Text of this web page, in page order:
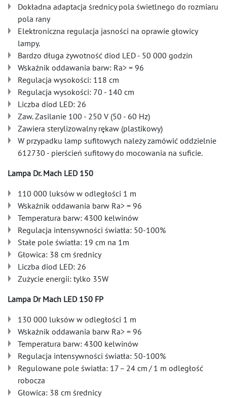
Dokładna adaptacja średnicy pola świetlnego do rozmiaru
pola rany
Elektroniczna regulacja jasności na oprawie głowicy
lampy.
Bardzo długa żywotność diod LED - 50 000 godzin
Wskaźnik oddawania barw: Ra> = 96
Regulacja wysokości: 118 cm
Regulacja wysokości: 70 - 140 cm
Liczba diod LED: 26
Zaw. Zasilanie 100 - 250 V (50 - 60 Hz)
Zawiera sterylizowalny rękaw (plastikowy)
W przypadku lamp sufitowych należy zamówić oddzielnie
612730 - pierścień sufitowy do mocowania na suficie.
Lampa Dr. Mach LED 150
110 000 luksów w odległości 1 m
Wskaźnik oddawania barw Ra> = 96
Temperatura barw: 4300 kelwinów
Regulacja intensywności światła: 50-100%
Stałe pole światła: 19 cm na 1m
Głowica: 38 cm średnicy
Liczba diod LED: 26
Zużycie energii: tylko 35W
Lampa Dr Mach LED 150 FP
130 000 luksów w odległości 1 m
Wskaźnik oddawania barw Ra> = 96
Temperatura barw: 4300 kelwinów
Regulacja intensywności światła: 50-100%
Regulowane pole światła: 17 – 24 cm / 1 m odległość
robocza
Głowica: 38 cm średnicy